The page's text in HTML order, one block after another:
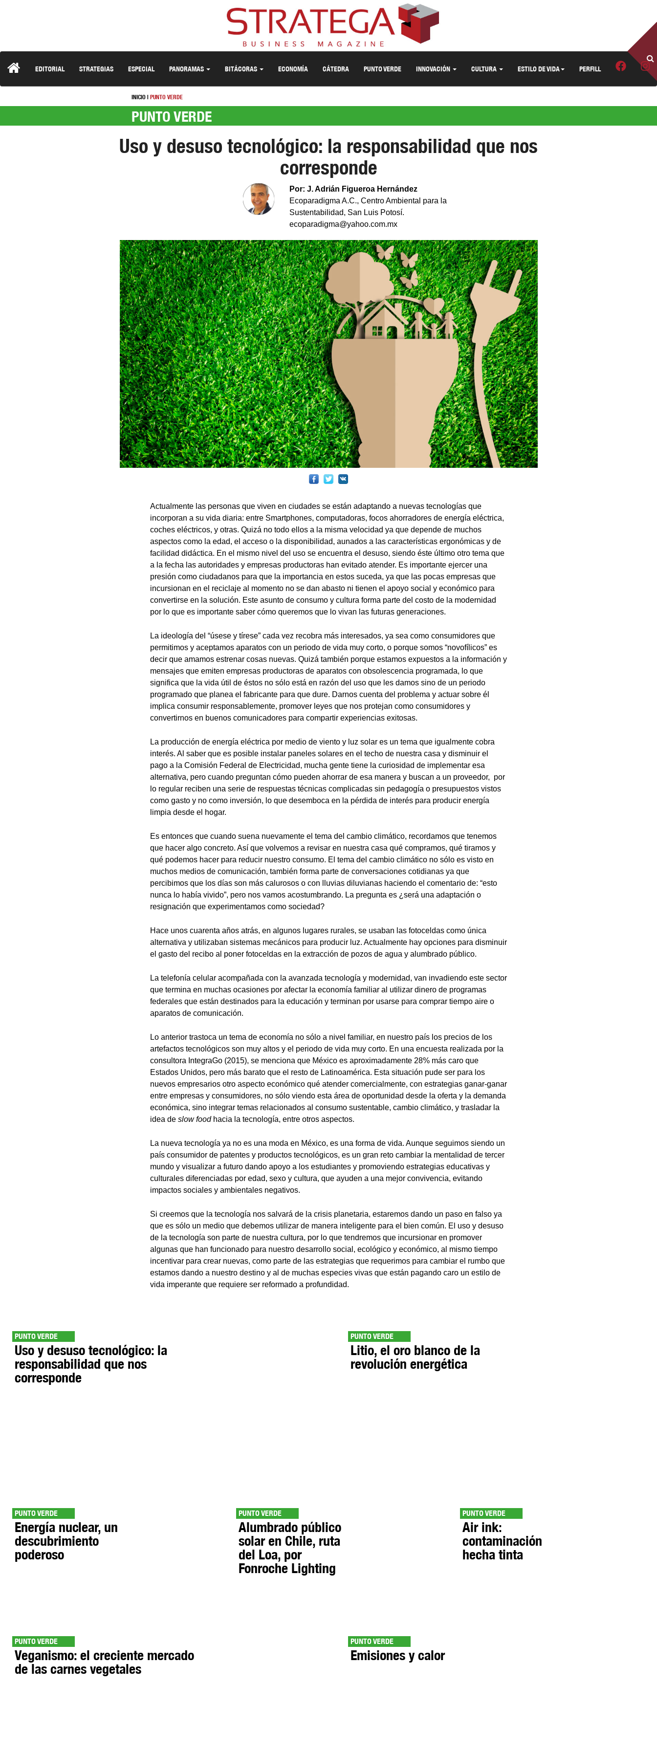
EDITORIAL STRATEGIAS ESPECIAL PANORAMAS BITÁCORAS ECONOMÍA CÁTEDRA PUNTO VERDE INNOVACIÓN CULTURA ESTILO DE VIDA PERFILL
INICIO| PUNTO VERDE
PUNTO VERDE
Uso y desuso tecnológico: la responsabilidad que nos
corresponde
Por: J. Adrián Figueroa Hernández
Ecoparadigma A.C., Centro Ambiental para la
Sustentabilidad, San Luis Potosí.
ecoparadigma@yahoo.com.mx
Actualmente las personas que viven en ciudades se están adaptando a nuevas tecnologías que
incorporan a su vida diaria: entre Smartphones, computadoras, focos ahorradores de energía eléctrica,
coches eléctricos, y otras. Quizá no todo ellos a la misma velocidad ya que depende de muchos
aspectos como la edad, el acceso o la disponibilidad, aunados a las características ergonómicas y de
facilidad didáctica. En el mismo nivel del uso se encuentra el desuso, siendo éste último otro tema que
a la fecha las autoridades y empresas productoras han evitado atender. Es importante ejercer una
presión como ciudadanos para que la importancia en estos suceda, ya que las pocas empresas que
incursionan en el reciclaje al momento no se dan abasto ni tienen el apoyo social y económico para
convertirse en la solución. Este asunto de consumo y cultura forma parte del costo de la modernidad
por lo que es importante saber cómo queremos que lo vivan las futuras generaciones.
La ideología del “úsese y tírese” cada vez recobra más interesados, ya sea como consumidores que
permitimos y aceptamos aparatos con un periodo de vida muy corto, o porque somos “novofílicos” es
decir que amamos estrenar cosas nuevas. Quizá también porque estamos expuestos a la información y
mensajes que emiten empresas productoras de aparatos con obsolescencia programada, lo que
significa que la vida útil de éstos no sólo está en razón del uso que les damos sino de un periodo
programado que planea el fabricante para que dure. Darnos cuenta del problema y actuar sobre él
implica consumir responsablemente, promover leyes que nos protejan como consumidores y
convertirnos en buenos comunicadores para compartir experiencias exitosas.
La producción de energía eléctrica por medio de viento y luz solar es un tema que igualmente cobra
interés. Al saber que es posible instalar paneles solares en el techo de nuestra casa y disminuir el
pago a la Comisión Federal de Electricidad, mucha gente tiene la curiosidad de implementar esa
alternativa, pero cuando preguntan cómo pueden ahorrar de esa manera y buscan a un proveedor, por
lo regular reciben una serie de respuestas técnicas complicadas sin pedagogía o presupuestos vistos
como gasto y no como inversión, lo que desemboca en la pérdida de interés para producir energía
limpia desde el hogar.
Es entonces que cuando suena nuevamente el tema del cambio climático, recordamos que tenemos
que hacer algo concreto. Así que volvemos a revisar en nuestra casa qué compramos, qué tiramos y
qué podemos hacer para reducir nuestro consumo. El tema del cambio climático no sólo es visto en
muchos medios de comunicación, también forma parte de conversaciones cotidianas ya que
percibimos que los días son más calurosos o con lluvias diluvianas haciendo el comentario de: “esto
nunca lo había vivido”, pero nos vamos acostumbrando. La pregunta es ¿será una adaptación o
resignación que experimentamos como sociedad?
Hace unos cuarenta años atrás, en algunos lugares rurales, se usaban las fotoceldas como única
alternativa y utilizaban sistemas mecánicos para producir luz. Actualmente hay opciones para disminuir
el gasto del recibo al poner fotoceldas en la extracción de pozos de agua y alumbrado público.
La telefonía celular acompañada con la avanzada tecnología y modernidad, van invadiendo este sector
que termina en muchas ocasiones por afectar la economía familiar al utilizar dinero de programas
federales que están destinados para la educación y terminan por usarse para comprar tiempo aire o
aparatos de comunicación.
Lo anterior trastoca un tema de economía no sólo a nivel familiar, en nuestro país los precios de los
artefactos tecnológicos son muy altos y el periodo de vida muy corto. En una encuesta realizada por la
consultora IntegraGo (2015), se menciona que México es aproximadamente 28% más caro que
Estados Unidos, pero más barato que el resto de Latinoamérica. Esta situación pude ser para los
nuevos empresarios otro aspecto económico qué atender comercialmente, con estrategias ganar-ganar
entre empresas y consumidores, no sólo viendo esta área de oportunidad desde la oferta y la demanda
económica, sino integrar temas relacionados al consumo sustentable, cambio climático, y trasladar la
idea de slow foodhacia la tecnología, entre otros aspectos.
La nueva tecnología ya no es una moda en México, es una forma de vida. Aunque seguimos siendo un
país consumidor de patentes y productos tecnológicos, es un gran reto cambiar la mentalidad de tercer
mundo y visualizar a futuro dando apoyo a los estudiantes y promoviendo estrategias educativas y
culturales diferenciadas por edad, sexo y cultura, que ayuden a una mejor convivencia, evitando
impactos sociales y ambientales negativos.
Si creemos que la tecnología nos salvará de la crisis planetaria, estaremos dando un paso en falso ya
que es sólo un medio que debemos utilizar de manera inteligente para el bien común. El uso y desuso
de la tecnología son parte de nuestra cultura, por lo que tendremos que incursionar en promover
algunas que han funcionado para nuestro desarrollo social, ecológico y económico, al mismo tiempo
incentivar para crear nuevas, como parte de las estrategias que requerimos para cambiar el rumbo que
estamos dando a nuestro destino y al de muchas especies vivas que están pagando caro un estilo de
vida imperante que requiere ser reformado a profundidad.
PUNTO VERDE
Uso y desuso tecnológico: la
responsabilidad que nos
corresponde
PUNTO VERDE
Litio, el oro blanco de la
revolución energética
PUNTO VERDE
Energía nuclear, un
descubrimiento
poderoso
PUNTO VERDE
Alumbrado público
solar en Chile, ruta
del Loa, por
Fonroche Lighting
PUNTO VERDE
Air ink:
contaminación
hecha tinta
PUNTO VERDE
Veganismo: el creciente mercado
de las carnes vegetales
PUNTO VERDE
Emisiones y calor